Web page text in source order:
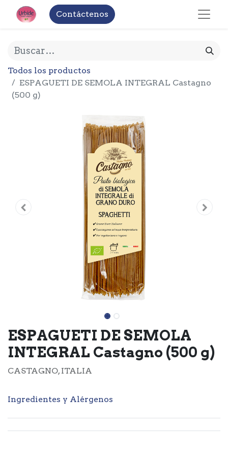
Contáctenos
Todos los productos
ESPAGUETI DE SEMOLA INTEGRAL Castagno
(500 g)
ESPAGUETI DE SEMOLA
INTEGRAL Castagno (500 g)
CASTAGNO, ITALIA
Ingredientes y Alérgenos